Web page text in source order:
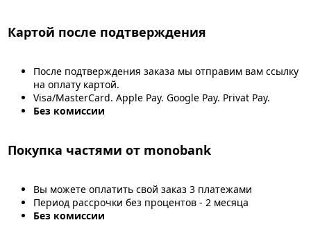
Картой после подтверждения
После подтверждения заказа мы отправим вам ссылку
на оплату картой.
Visa/MasterCard. Apple Pay. Google Pay. Privat Pay.
Без комиссии
Покупка частями от monobank
Вы можете оплатить свой заказ 3 платежами
Период рассрочки без процентов - 2 месяца
Без комиссии